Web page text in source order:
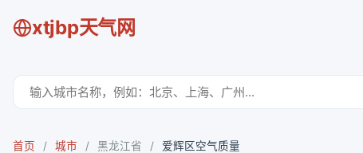
xtjbp天气网
首页 / 城市 / 黑龙江省 / 爱辉区空气质量